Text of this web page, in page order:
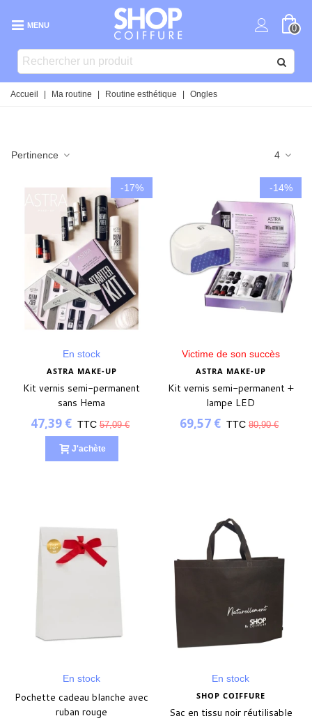
MENU 0
Accueil Ma routine Routine esthétique Ongles
Pertinence 4
-17%
En stock
ASTRA MAKE-UP
Kit vernis semi-permanent
sans Hema
47,39 € TTC 57,09 €
J'achète
-14%
Victime de son succès
ASTRA MAKE-UP
Kit vernis semi-permanent +
lampe LED
69,57 € TTC 80,90 €
En stock
Pochette cadeau blanche avec
ruban rouge
En stock
SHOP COIFFURE
Sac en tissu noir réutilisable